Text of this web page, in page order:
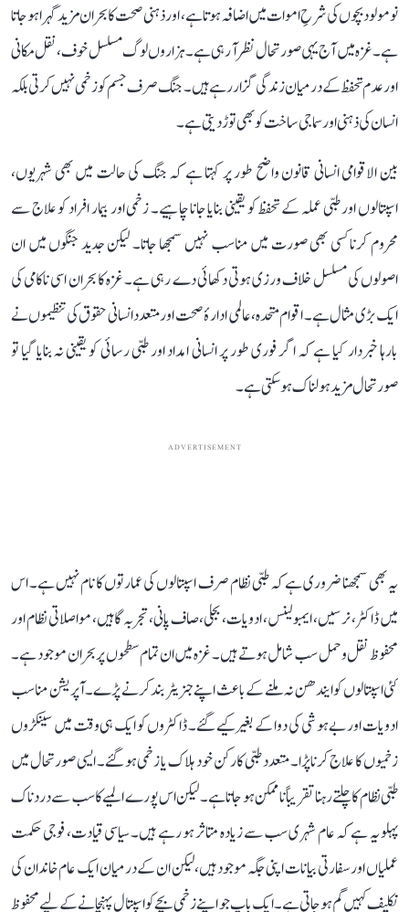
نومولود بچوں کی شرحِ اموات میں اضافہ ہوتا ہے، اور ذہنی صحت کا بحران مزید گہرا ہو جاتا
ہے۔ غزہ میں آج یہی صورتحال نظر آ رہی ہے۔ ہزاروں لوگ مسلسل خوف، نقل مکانی
اور عدم تحفظ کے درمیان زندگی گزار رہے ہیں۔ جنگ صرف جسم کو زخمی نہیں کرتی بلکہ
انسان کی ذہنی اور سماجی ساخت کو بھی توڑ دیتی ہے۔
بین الاقوامی انسانی قانون واضح طور پر کہتا ہے کہ جنگ کی حالت میں بھی شہریوں،
اسپتالوں اور طبی عملہ کے تحفظ کو یقینی بنایا جانا چاہیے۔ زخمی اور بیمار افراد کو علاج سے
محروم کرنا کسی بھی صورت میں مناسب نہیں سمجھا جاتا۔ لیکن جدید جنگوں میں ان
اصولوں کی مسلسل خلاف ورزی ہوتی دکھائی دے رہی ہے۔ غزہ کا بحران اسی ناکامی کی
ایک بڑی مثال ہے۔ اقوام متحدہ، عالمی ادارۂ صحت اور متعدد انسانی حقوق کی تنظیموں نے
بارہا خبردار کیا ہے کہ اگر فوری طور پر انسانی امداد اور طبی رسائی کو یقینی نہ بنایا گیا تو
صورتحال مزید ہولناک ہو سکتی ہے۔
ADVERTISEMENT
یہ بھی سمجھنا ضروری ہے کہ طبی نظام صرف اسپتالوں کی عمارتوں کا نام نہیں ہے۔ اس
میں ڈاکٹر، نرسیں، ایمبولینس، ادویات، بجلی، صاف پانی، تجربہ گاہیں، مواصلاتی نظام اور
محفوظ نقل و حمل سب شامل ہوتے ہیں۔ غزہ میں ان تمام سطحوں پر بحران موجود ہے۔
کئی اسپتالوں کو ایندھن نہ ملنے کے باعث اپنے جنریٹر بند کرنے پڑے۔ آپریشن مناسب
ادویات اور بے ہوشی کی دوا کے بغیر کیے گئے۔ ڈاکٹروں کو ایک ہی وقت میں سینکڑوں
زخمیوں کا علاج کرنا پڑا۔ متعدد طبی کارکن خود ہلاک یا زخمی ہو گئے۔ ایسی صورتحال میں
طبی نظام کا چلتے رہنا تقریباً ناممکن ہو جاتا ہے۔ لیکن اس پورے المیے کا سب سے دردناک
پہلو یہ ہے کہ عام شہری سب سے زیادہ متاثر ہو رہے ہیں۔ سیاسی قیادت، فوجی حکمت
عملیاں اور سفارتی بیانات اپنی جگہ موجود ہیں، لیکن ان کے درمیان ایک عام خاندان کی
تکلیف کہیں گم ہو جاتی ہے۔ ایک باپ جو اپنے زخمی بچے کو اسپتال پہنچانے کے لیے محفوظ